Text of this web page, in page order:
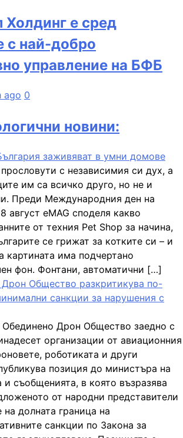
Холдинг е сред
с най-добро
управление на БФБ
ago 0
новини:
заживяват в умни домове
с независимия си дух, а
им са всичко друго, но не и
Преди Международния ден на
август eMAG споделя какво
от техния Pet Shop за начина,
се грижат за котките си – и
картината има подчертано
фон. Фонтани, автоматични […]
Общество разкритикува по-
санкции за нарушения с
Дрон Общество заедно с
организации от авиационния
роботиката и други
позиция до министъра на
и съобщенията, в която възразява
от народни представители
на долната граница на
санкции по Закона за